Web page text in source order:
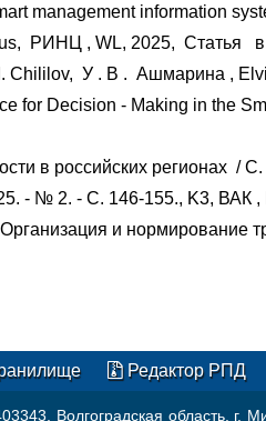
management information
РИНЦ , WL, 2025, Статья в
Chililov, У . В . Ашмарина ,
for Decision - Making in the
в российских регионах / С.
- № 2. - С. 146-155., K3, ВАК ,
и нормирование
Редактор РПД
Волгоградская область, г.